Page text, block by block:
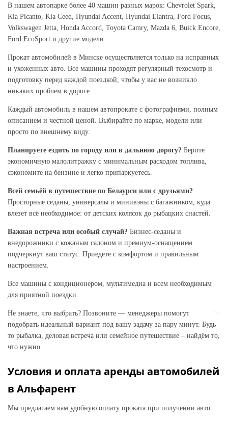
В нашем автопарке более 40 машин разных марок: Chevrolet Spark,
Kia Picanto, Kia Ceed, Hyundai Accent, Hyundai Elantra, Ford Focus,
Volkswagen Jetta, Honda Accord, Toyota Camry, Mazda 6, Buick Encore,
Ford EcoSport и другие модели.
Прокат автомобилей в Минске осуществляется только на исправных
и ухоженных авто. Все машины проходят регулярный техосмотр и
подготовку перед каждой поездкой, чтобы у вас не возникло
никаких проблем в дороге.
Каждый автомобиль в нашем автопрокате с фотографиями, полным
описанием и честной ценой. Выбирайте по марке, модели или
просто по внешнему виду.
Планируете ездить по городу или в дальнюю дорогу? Берите
экономичную малолитражку с минимальным расходом топлива,
сэкономите на бензине и легко припаркуетесь.
Всей семьёй в путешествие по Белаурси или с друзьями?
Просторные седаны, универсалы и минивэны с багажником, куда
влезет всё необходимое: от детских колясок до рыбацких снастей.
Важная встреча или особый случай? Бизнес-седаны и
внедорожники с кожаным салоном и премиум-оснащением
подчеркнут ваш статус. Приедете с комфортом и правильным
настроением.
Все машины с кондиционером, мультимедиа и всем необходимым
для приятной поездки.
Не знаете, что выбрать? Позвоните — менеджеры помогут
подобрать идеальный вариант под вашу задачу за пару минут. Будь
то рыбалка, деловая встреча или семейное путешествие – найдём то,
что нужно.
Условия и оплата аренды автомобилей
в Альфарент
Мы предлагаем вам удобную оплату проката при получении авто: